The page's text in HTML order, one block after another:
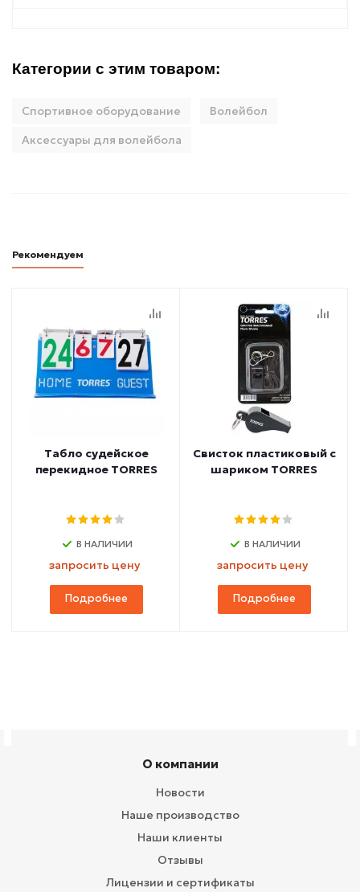
Категории с этим товаром:
Спортивное оборудование
Волейбол
Аксессуары для волейбола
Рекомендуем
Табло судейское
перекидное TORRES
В НАЛИЧИИ
запросить цену
Подробнее
Свисток пластиковый с
шариком TORRES
В НАЛИЧИИ
запросить цену
Подробнее
О компании
Новости
Наше производство
Наши клиенты
Отзывы
Лицензии и сертификаты